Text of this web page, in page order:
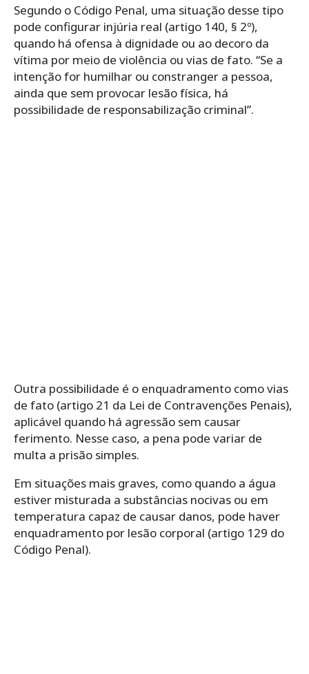
Segundo o Código Penal, uma situação desse tipo
pode configurar injúria real (artigo 140, § 2º),
quando há ofensa à dignidade ou ao decoro da
vítima por meio de violência ou vias de fato. “Se a
intenção for humilhar ou constranger a pessoa,
ainda que sem provocar lesão física, há
possibilidade de responsabilização criminal”.
Outra possibilidade é o enquadramento como vias
de fato (artigo 21 da Lei de Contravenções Penais),
aplicável quando há agressão sem causar
ferimento. Nesse caso, a pena pode variar de
multa a prisão simples.
Em situações mais graves, como quando a água
estiver misturada a substâncias nocivas ou em
temperatura capaz de causar danos, pode haver
enquadramento por lesão corporal (artigo 129 do
Código Penal).